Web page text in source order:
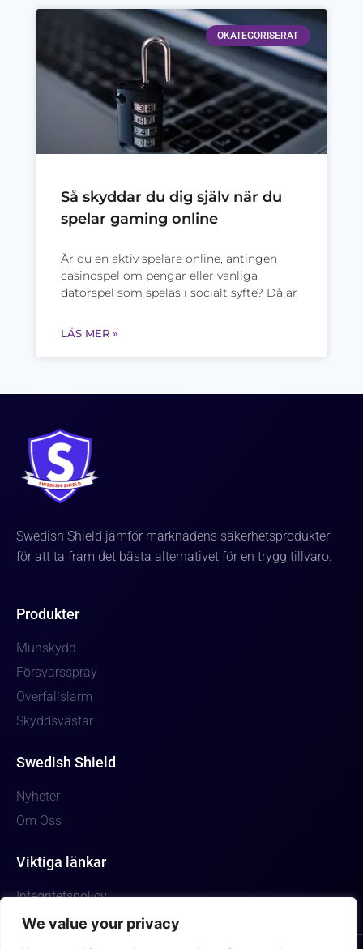
We value your privacy
OKATEGORISERAT
Så skyddar du dig själv när du
spelar gaming online
Är du en aktiv spelare online, antingen
casinospel om pengar eller vanliga
datorspel som spelas i socialt syfte? Då är
LÄS MER »
Swedish Shield jämför marknadens säkerhetsprodukter
för att ta fram det bästa alternativet för en trygg tillvaro.
Produkter
Munskydd
Försvarsspray
Överfallslarm
Skyddsvästar
Swedish Shield
Nyheter
Om Oss
Viktiga länkar
Integritetspolicy